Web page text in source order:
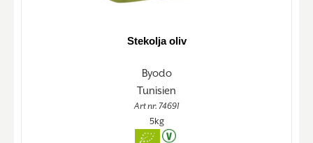
Stekolja oliv
Byodo
Tunisien
Art nr. 74691
5kg